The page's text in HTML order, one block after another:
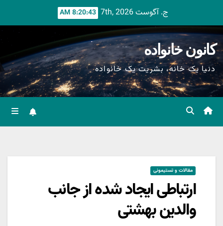
content
ج. آگوست 7th, 2026 8:20:45 AM
کانون خانواده
دنیا یک خانه، بشریت یک خانواده
مقالات و تستیمونی
ارتباطی ایجاد شده از جانب
والدین بهشتی